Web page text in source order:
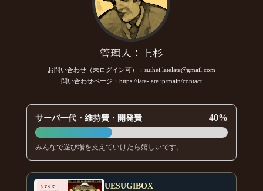
管理人：上杉
お問い合わせ（未ログイン可）： suihei.latelate@gmail.com
問い合わせページ： https://late-late.jp/main/contact
サーバー代・維持費・開発費 40%
みんなで遊び場を支えていけたら嬉しいです。
UESUGIBOX